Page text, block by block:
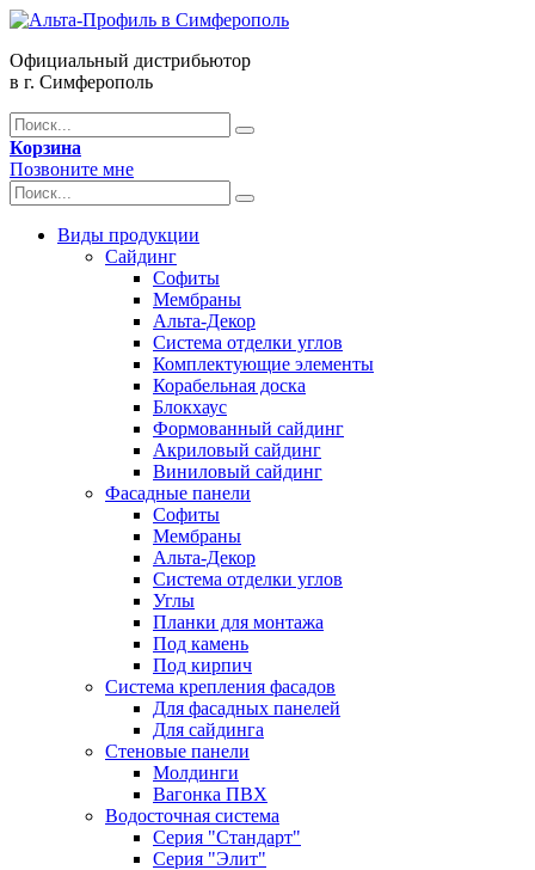
Официальный дистрибьютор
в г. Симферополь
Корзина
Позвоните мне
Виды продукции
Сайдинг
Софиты
Мембраны
Альта-Декор
Система отделки углов
Комплектующие элементы
Корабельная доска
Блокхаус
Формованный сайдинг
Акриловый сайдинг
Виниловый сайдинг
Фасадные панели
Софиты
Мембраны
Альта-Декор
Система отделки углов
Углы
Планки для монтажа
Под камень
Под кирпич
Система крепления фасадов
Для фасадных панелей
Для сайдинга
Стеновые панели
Молдинги
Вагонка ПВХ
Водосточная система
Серия "Стандарт"
Серия "Элит"